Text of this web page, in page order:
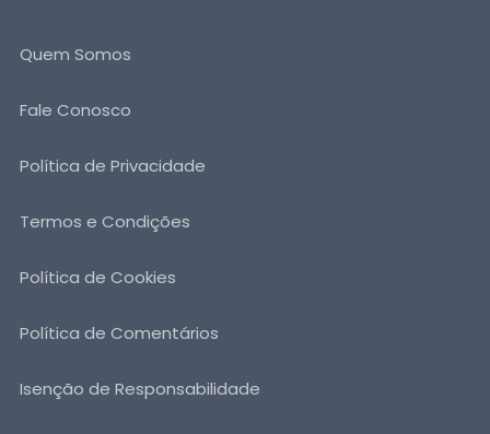
Quem Somos
Fale Conosco
Política de Privacidade
Termos e Condições
Política de Cookies
Política de Comentários
Isenção de Responsabilidade